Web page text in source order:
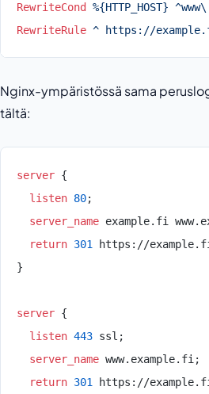
RewriteCond
%{HTTP_HOST}
RewriteRule ^ https://
Nginx-ympäristössä sama
tältä:
server {
  listen
80;
  server_name
example.fi
  return
301
https://
}
server {
  listen
443 ssl;
  server_name
www.example.fi;
  return
301
https://